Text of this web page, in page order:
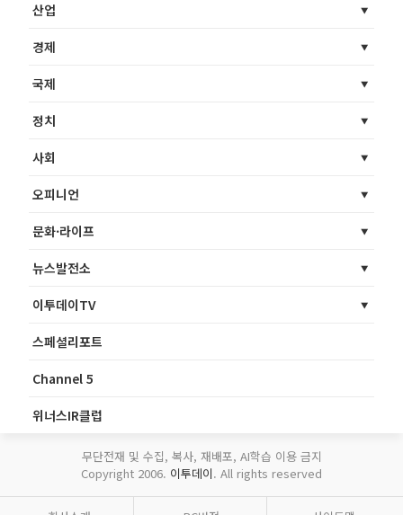
산업
경제
국제
정치
사회
오피니언
문화·라이프
뉴스발전소
이투데이TV
스페셜리포트
Channel 5
위너스IR클럽
무단전재 및 수집, 복사, 재배포, AI학습 이용 금지
Copyright 2006. 이투데이. All rights reserved